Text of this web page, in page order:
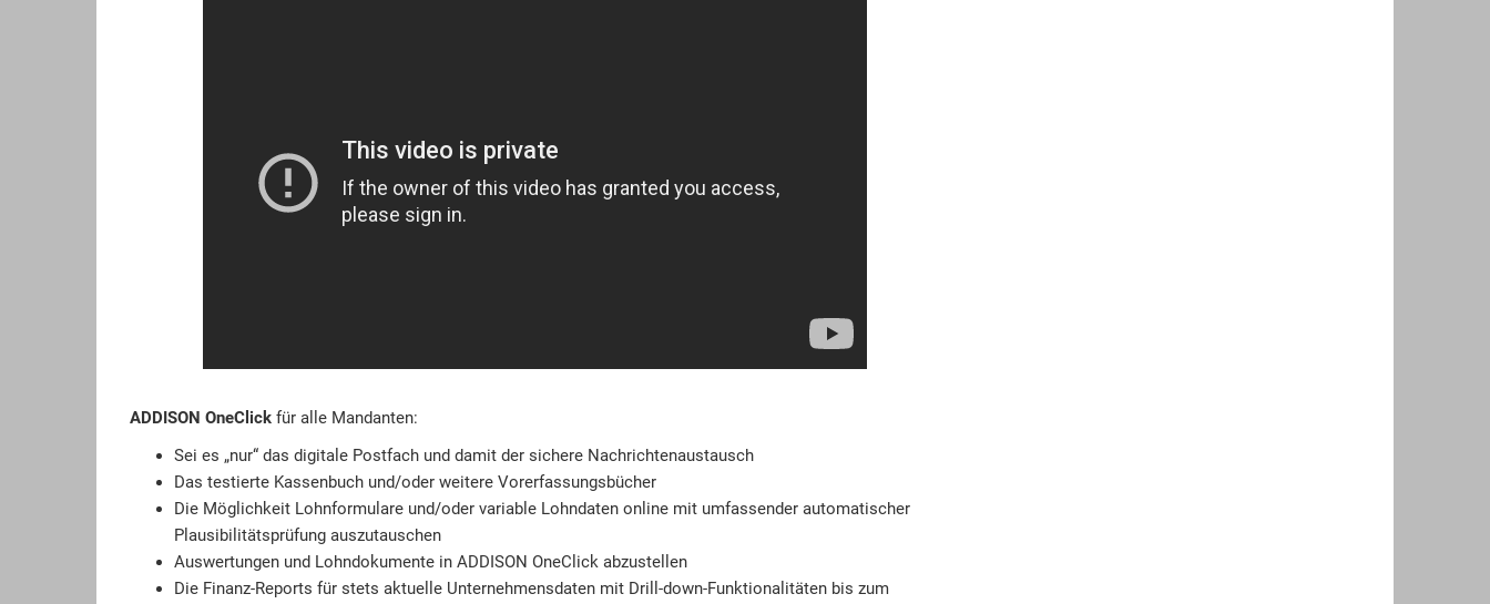
ADDISON OneClick für alle Mandanten:
Sei es „nur“ das digitale Postfach und damit der sichere Nachrichtenaustausch
Das testierte Kassenbuch und/oder weitere Vorerfassungsbücher
Die Möglichkeit Lohnformulare und/oder variable Lohndaten online mit umfassender automatischer
Plausibilitätsprüfung auszutauschen
Auswertungen und Lohndokumente in ADDISON OneClick abzustellen
Die Finanz-Reports für stets aktuelle Unternehmensdaten mit Drill-down-Funktionalitäten bis zum